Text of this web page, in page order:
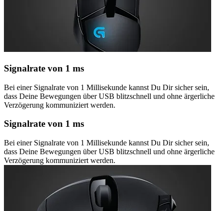
Signalrate von 1 ms
Bei einer Signalrate von 1 Millisekunde kannst Du Dir sicher sein,
dass Deine Bewegungen über USB blitzschnell und ohne ärgerliche
Verzögerung kommuniziert werden.
Signalrate von 1 ms
Bei einer Signalrate von 1 Millisekunde kannst Du Dir sicher sein,
dass Deine Bewegungen über USB blitzschnell und ohne ärgerliche
Verzögerung kommuniziert werden.